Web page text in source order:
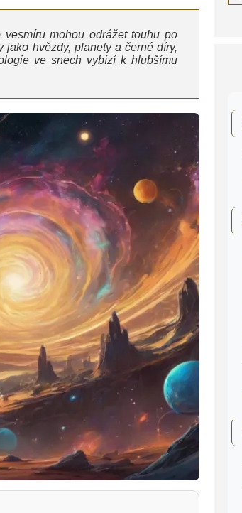
mohou odrážet touhu po
hvězdy, planety a černé díry,
ve snech vybízí k hlubšímu